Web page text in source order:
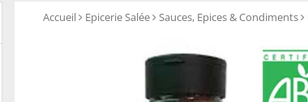
Accueil Epicerie Salée Sauces, Epices & Condiments